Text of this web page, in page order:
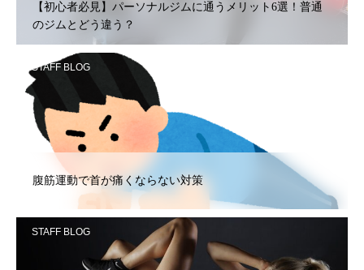
【初心者必見】パーソナルジムに通うメリット6選！普通
のジムとどう違う？
STAFF BLOG
腹筋運動で首が痛くならない対策
STAFF BLOG